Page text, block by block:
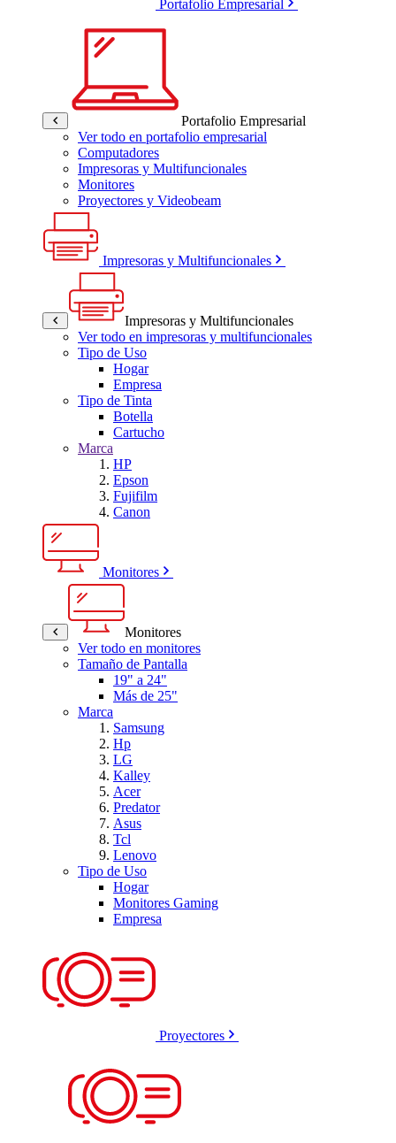
Portafolio Empresarial
Portafolio Empresarial
Ver todo en portafolio empresarial
Computadores
Impresoras y Multifuncionales
Monitores
Proyectores y Videobeam
Impresoras y Multifuncionales
Impresoras y Multifuncionales
Ver todo en impresoras y multifuncionales
Tipo de Uso
Hogar
Empresa
Tipo de Tinta
Botella
Cartucho
Marca
HP
Epson
Fujifilm
Canon
Monitores
Monitores
Ver todo en monitores
Tamaño de Pantalla
19" a 24"
Más de 25"
Marca
Samsung
Hp
LG
Kalley
Acer
Predator
Asus
Tcl
Lenovo
Tipo de Uso
Hogar
Monitores Gaming
Empresa
Proyectores